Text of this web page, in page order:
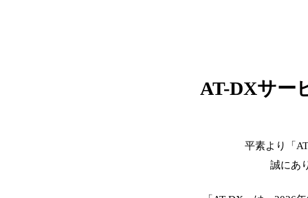
AT-DXサー
平素より「
誠にあ